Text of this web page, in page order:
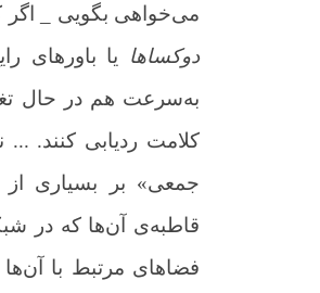
می‌خواهی بگویی _ اگر
دوکساها یا باورهای
به‌سرعت هم در حال
کلامت ردیابی کنند.
جمعی» بر بسیاری
قاطبه‌ی آن‌ها که در
فضاهای مرتبط با